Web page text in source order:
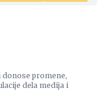
donose promene,
dela medija i